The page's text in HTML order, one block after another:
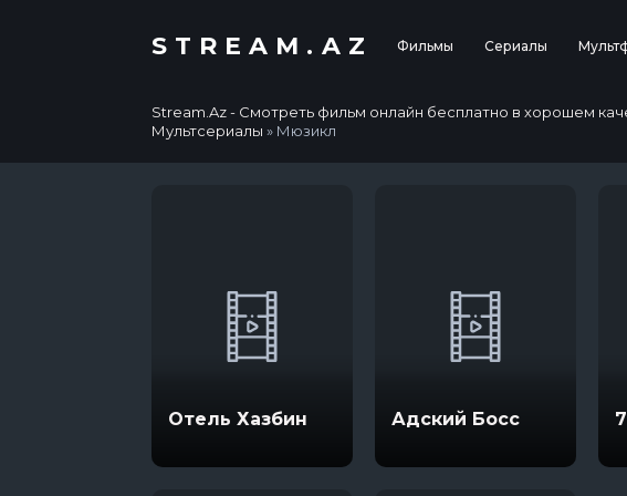
STREAM.AZ Фильмы Сериалы
Stream.Az - Смотреть фильм онлайн бесплатно в хорошем
Мультсериалы » Мюзикл
Отель Хазбин Адский Босс